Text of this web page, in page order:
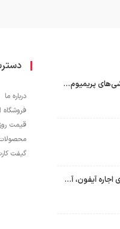
اپل با سهم ۶۵ درصدی همچنان فرمانروای بازار گوشی‌های پریمیوم جهان است
برنامه Apple Upgrade معرفی شد؛ شرایط اپل برای اجاره آیفون، آیپد، مک و اپل واچ
درباره ما
قیمت
محصولات
گیفت